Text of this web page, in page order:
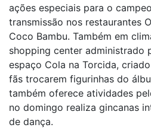
ações especiais para o
transmissão nos restaurantes
Coco Bambu. Também em
shopping center administrado
espaço Cola na Torcida,
fãs trocarem figurinhas do
também oferece atividades
no domingo realiza gincanas
de dança.